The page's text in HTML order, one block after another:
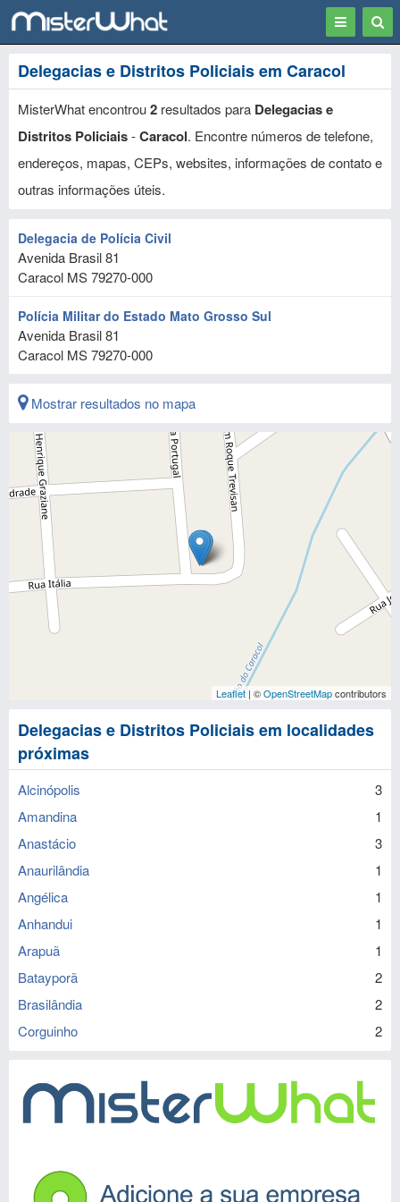
Toggle
Delegacias e Distritos Policiais em Caracol
MisterWhat encontrou2 resultados para Delegacias e
Distritos Policiais-Caracol. Encontre números de telefone,
endereços, mapas, CEPs, websites, informações de contato e
outras informações úteis.
Delegacia de Polícia Civil
Avenida Brasil 81
Caracol MS79270-000
Polícia Militar do Estado Mato Grosso Sul
Avenida Brasil 81
Caracol MS79270-000
Mostrar resultados no mapa
Leaflet | ©OpenStreetMapcontributors
Delegacias e Distritos Policiais em localidades
próximas
Alcinópolis
3
Amandina
1
Anastácio
3
Anaurilândia
1
Angélica
1
Anhandui
1
Arapuã
1
Batayporã
2
Brasilândia
2
Corguinho
2